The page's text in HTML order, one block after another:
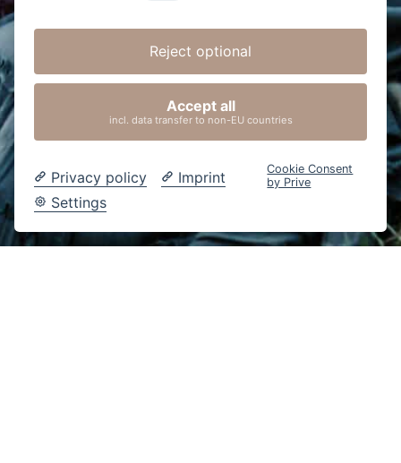
Widerrufs- und Verkaufsrecht
Datenschutzerklärung Impressum
Reject optional
Accept all
incl. data transfer to non-EU countries
Privacy policy
Imprint
Settings
Cookie Consent
by Prive